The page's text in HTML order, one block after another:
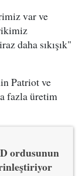
var ve
daha sıkışık"
Patriot ve
fazla üretim
ordusunun